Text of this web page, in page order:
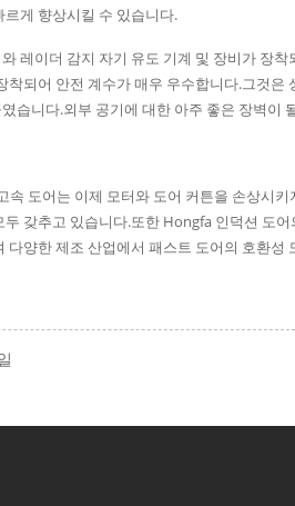
게 향상시킬 수 있습니다.
레이더 감지 자기 유도 기계 및 장비가 장
착되어 안전 계수가 매우 우수합니다.그것
습니다.외부 공기에 대한 아주 좋은 장벽이
속 도어는 이제 모터와 도어 커튼을 손상시
두 갖추고 있습니다.또한 Hongfa 인덕션 도
다양한 제조 산업에서 패스트 도어의 호환성